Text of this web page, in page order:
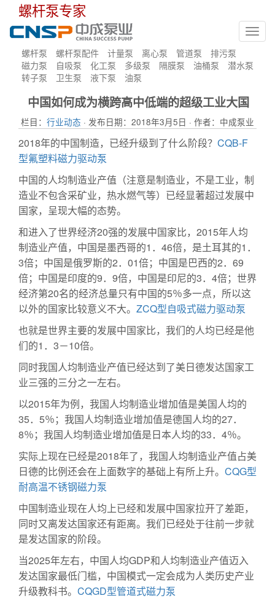
螺杆泵专家
螺杆泵 螺杆泵配件 计量泵 离心泵 管道泵
排污泵
磁力泵
自吸泵 化工泵 多级泵 隔膜泵 油桶泵
潜水泵
转子泵
卫生泵 液下泵 油泵
中国如何成为横跨高中低端的超级工业大国
栏目： 行业动态 · 发布日期：2018年3月5日 · 作者：中成泵业
2018年的中国制造，已经升级到了什么阶段？ CQB-F
型氟塑料磁力驱动泵
中国的人均制造业产值（注意是制造业，不是工业，制
造业不包含采矿业，热水燃气等）已经显著超过发展中
国家，呈现大幅的态势。
和进入了世界经济20强的发展中国家比，2015年人均
制造业产值，中国是墨西哥的1．46倍，是土耳其的1．
3倍；中国是俄罗斯的2．01倍；中国是巴西的2．69
倍；中国是印度的9．9倍，中国是印尼的3．4倍；世界
经济第20名的经济总量只有中国的5％多一点，所以这
以外的国家比较意义不大。 ZCQ型自吸式磁力驱动泵
也就是世界主要的发展中国家比，我们的人均已经是他
们的1．3－10倍。
同时我国人均制造业产值已经达到了美日德发达国家工
业三强的三分之一左右。
以2015年为例，我国人均制造业增加值是美国人均的
35．5％；我国人均制造业增加值是德国人均的27．
8％；我国人均制造业增加值是日本人均的33．4％。
实际上现在已经是2018年了，我国人均制造业产值占美
日德的比例还会在上面数字的基础上有所上升。 CQG型
耐高温不锈钢磁力泵
中国制造业现在人均上已经和发展中国家拉开了差距，
同时又离发达国家还有距离。我们已经处于往前一步就
是发达国家的阶段。
当2025年左右，中国人均GDP和人均制造业产值迈入
发达国家最低门槛，中国模式一定会成为人类历史产业
升级教科书。 CQGD型管道式磁力泵